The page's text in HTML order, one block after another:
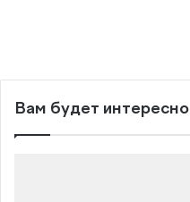
Вам будет интересно